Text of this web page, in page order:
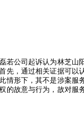
若公司起诉认为林芝
，通过相关证据可
形下，其不是涉案服
故意与行为，故对服